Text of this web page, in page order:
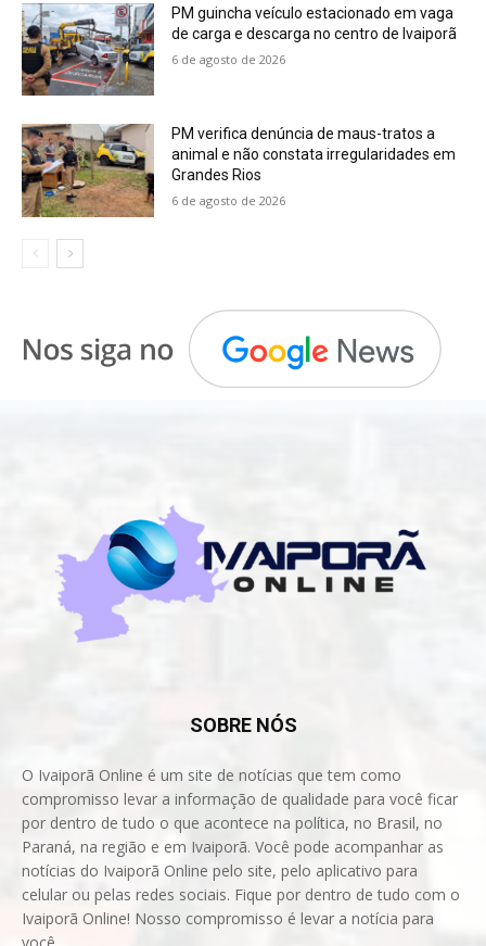
PM guincha veículo estacionado em vaga
de carga e descarga no centro de Ivaiporã
6 de agosto de 2026
PM verifica denúncia de maus-tratos a
animal e não constata irregularidades em
Grandes Rios
6 de agosto de 2026
SOBRE NÓS
O Ivaiporã Online é um site de notícias que tem como
compromisso levar a informação de qualidade para você ficar
por dentro de tudo o que acontece na política, no Brasil, no
Paraná, na região e em Ivaiporã. Você pode acompanhar as
notícias do Ivaiporã Online pelo site, pelo aplicativo para
celular ou pelas redes sociais. Fique por dentro de tudo com o
Ivaiporã Online! Nosso compromisso é levar a notícia para
você.